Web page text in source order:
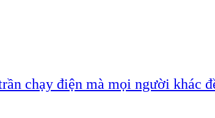
chạy điện mà mọi người khác